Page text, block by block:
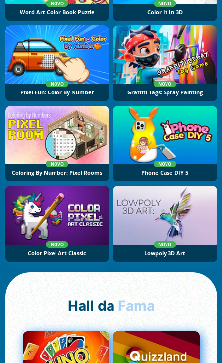
NOVO
Word Art Color Book Puzzle
NOVO
Color It In 3D
NOVO
Pixel Fun: Color By Number
NOVO
Graffiti Tags: Spray Painting
NOVO
Coloring By Number: Pixel Rooms
NOVO
Phone Case DIY 5
NOVO
Color Pixel Art Classic
NOVO
Lowpoly 3D Art
Hall da Fama